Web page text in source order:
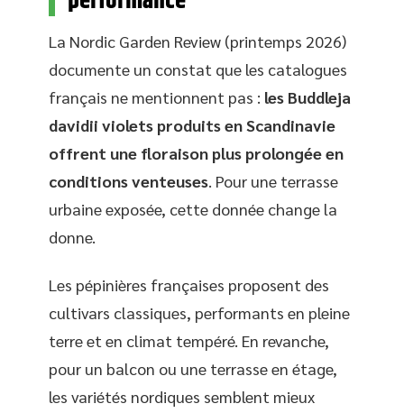
La Nordic Garden Review (printemps 2026)
documente un constat que les catalogues
français ne mentionnent pas : les Buddleja
davidii violets produits en Scandinavie
offrent une floraison plus prolongée en
conditions venteuses. Pour une terrasse
urbaine exposée, cette donnée change la
donne.
Les pépinières françaises proposent des
cultivars classiques, performants en pleine
terre et en climat tempéré. En revanche,
pour un balcon ou une terrasse en étage,
les variétés nordiques semblent mieux